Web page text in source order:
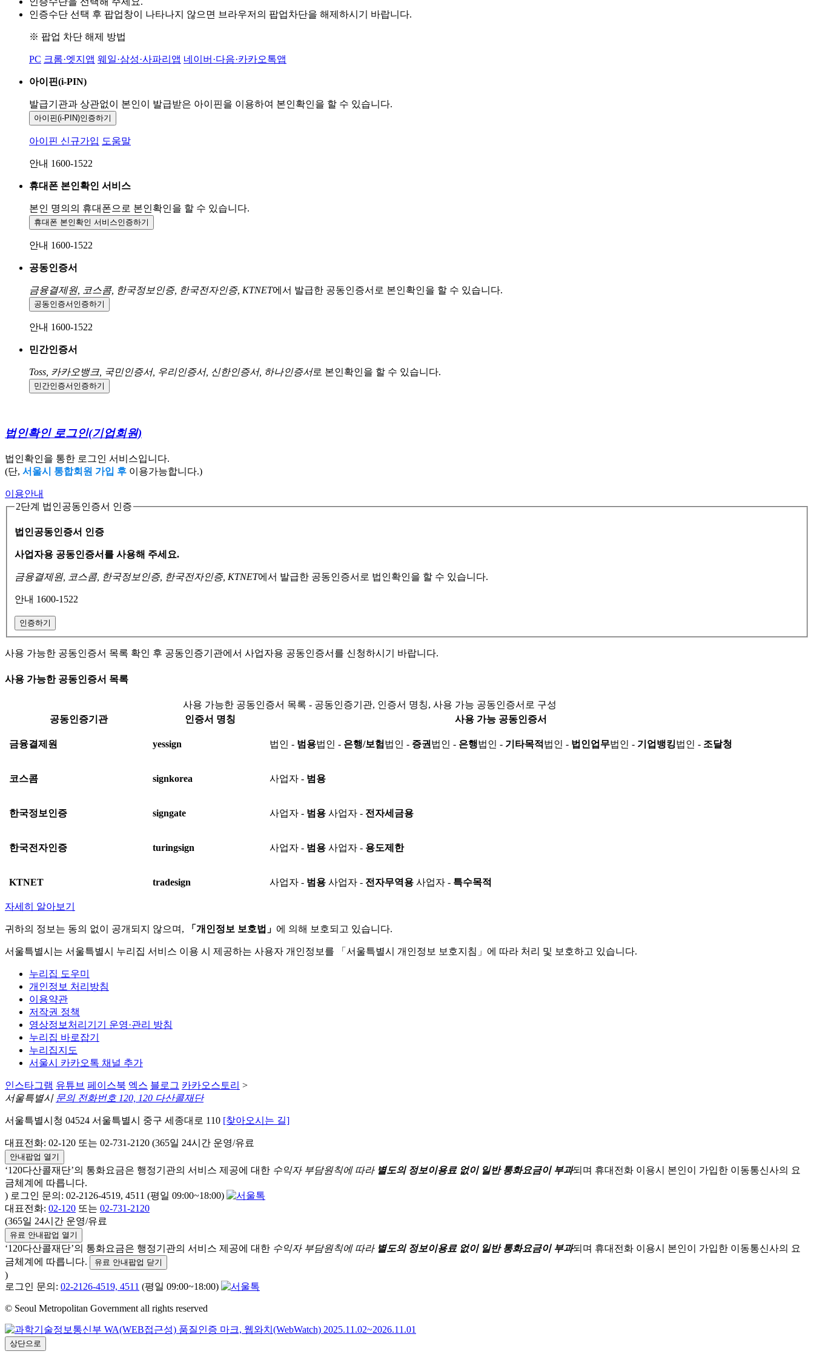
인증수단 선택 후 팝업창이 나타나지 않으면 브라우저의 팝업차단을 해제하시기 바랍니다.
※ 팝업 차단 해제 방법
PC 크롬·엣지앱 웨일·삼성·사파리앱 네이버·다음·카카오톡앱
아이핀(i-PIN)
발급기관과 상관없이 본인이 발급받은 아이핀을 이용하여 본인확인을 할 수 있습니다.
아이핀(i-PIN)인증하기
아이핀 신규가입 도움말
안내 1600-1522
휴대폰 본인확인 서비스
본인 명의의 휴대폰으로 본인확인을 할 수 있습니다.
휴대폰 본인확인 서비스인증하기
안내 1600-1522
공동인증서
금융결제원, 코스콤, 한국정보인증, 한국전자인증, KTNET에서 발급한 공동인증서로 본인확인을 할 수 있습니다.
공동인증서 인증하기
안내 1600-1522
민간인증서
Toss, 카카오뱅크, 국민인증서, 우리인증서, 신한인증서, 하나인증서로 본인확인을 할 수 있습니다.
민간인증서 인증하기
법인확인 로그인(기업회원)
법인확인을 통한 로그인 서비스입니다.
(단, 서울시 통합회원 가입 후 이용가능합니다.)
이용안내
2단계 법인공동인증서 인증
법인공동인증서 인증
사업자용 공동인증서를 사용해 주세요.
금융결제원, 코스콤, 한국정보인증, 한국전자인증, KTNET에서 발급한 공동인증서로 법인확인을 할 수 있습니다.
안내 1600-1522
인증하기
사용 가능한 공동인증서 목록 확인 후 공동인증기관에서 사업자용 공동인증서를 신청하시기 바랍니다.
사용 가능한 공동인증서 목록
사용 가능한 공동인증서 목록 - 공동인증기관, 인증서 명칭, 사용 가능 공동인증서로 구성
공동인증기관
인증서 명칭 사용 가능 공동인증서
금융결제원 yessign 법인 - 범용법인 - 은행/보험 법인 - 증권 법인 - 은행법인 - 기타목적 법인 - 법인업무법인 - 기업뱅킹법인 - 조달청
코스콤 signkorea 사업자 - 범용
한국정보인증 signgate 사업자 - 범용 사업자 - 전자세금용
한국전자인증 turingsign 사업자 - 범용 사업자 - 용도제한
KTNET tradesign 사업자 - 범용 사업자 - 전자무역용 사업자 - 특수목적
자세히 알아보기
귀하의 정보는 동의 없이 공개되지 않으며, 「개인정보 보호법」 에 의해 보호되고 있습니다.
서울특별시는 서울특별시 누리집 서비스 이용 시 제공하는 사용자 개인정보를 「서울특별시 개인정보 보호지침」에 따라 처리 및 보호하고 있습니다.
누리집 도우미
개인정보 처리방침
이용약관
저작권 정책
영상정보처리기기 운영·관리 방침
누리집 바로잡기
누리집지도
서울시 카카오톡 채널 추가
인스타그램 유튜브 페이스북 엑스 블로그 카카오스토리 >
서울특별시 문의 전화번호 120, 120 다산콜재단
서울특별시청 04524 서울특별시 중구 세종대로 110 [찾아오시는 길]
대표전화: 02-120 또는 02-731-2120 (365일 24시간 운영/유료
안내팝업 열기
‘120다산콜재단’의 통화요금은 행정기관의 서비스 제공에 대한 수익자 부담원칙에 따라 별도의 정보이용료 없이 일반 통화요금이 부과되며 휴대전화 이용시 본인이 가입한 이동통신사의 요
금체계에 따릅니다.
) 로그인 문의: 02-2126-4519, 4511 (평일 09:00~18:00)
대표전화: 02-120 또는 02-731-2120
(365일 24시간 운영/유료
유료 안내팝업 열기
‘120다산콜재단’의 통화요금은 행정기관의 서비스 제공에 대한 수익자 부담원칙에 따라 별도의 정보이용료 없이 일반 통화요금이 부과되며 휴대전화 이용시 본인이 가입한 이동통신사의 요
금체계에 따릅니다.
유료 안내팝업 닫기
)
로그인 문의: 02-2126-4519, 4511 (평일 09:00~18:00)
© Seoul Metropolitan Government all rights reserved
상단으로